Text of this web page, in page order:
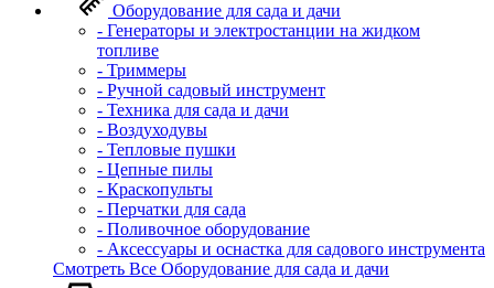
Оборудование для сада и дачи
- Генераторы и электростанции на жидком
топливе
- Триммеры
- Ручной садовый инструмент
- Техника для сада и дачи
- Воздуходувы
- Тепловые пушки
- Цепные пилы
- Краскопульты
- Перчатки для сада
- Поливочное оборудование
- Аксессуары и оснастка для садового инструмента
Смотреть Все Оборудование для сада и дачи